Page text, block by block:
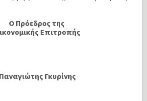
Ο Πρόεδρος της
Επιτροπής
Παναγιώτης Γκυρίνης